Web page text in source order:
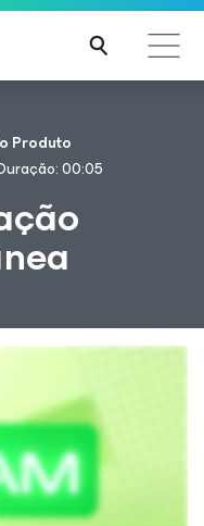
clientes afetados
da CrowdStrike
Produto
00:05